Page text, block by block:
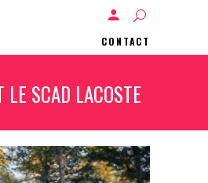
CONTACT
LE SCAD LACOSTE